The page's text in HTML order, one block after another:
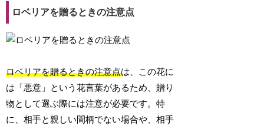
ロベリアを贈るときの注意点
ロベリアを贈るときの注意点は、この花に
は「悪意」という花言葉があるため、贈り
物として選ぶ際には注意が必要です。特
に、相手と親しい間柄でない場合や、相手